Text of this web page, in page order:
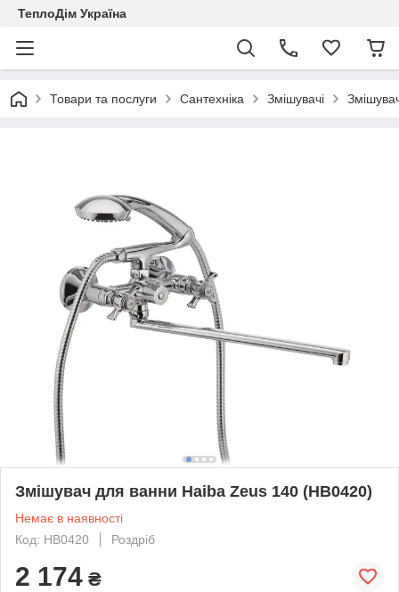
ТеплоДім Україна
Товари та послуги Сантехніка Змішувачі
Змішувач для ванни Haiba Zeus 140 (HB0420)
Немає в наявності
Код: HB0420
Роздріб
2 174 ₴